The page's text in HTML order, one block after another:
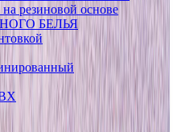
резиновой основе
БЕЛЬЯ